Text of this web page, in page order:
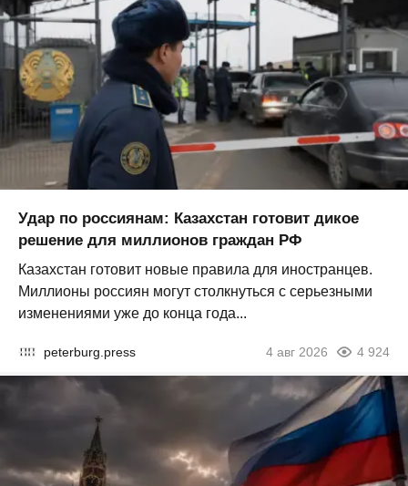
Удар по россиянам: Казахстан готовит дикое
решение для миллионов граждан РФ
Казахстан готовит новые правила для иностранцев.
Миллионы россиян могут столкнуться с серьезными
изменениями уже до конца года...
peterburg.press 4 авг 2026 4 924